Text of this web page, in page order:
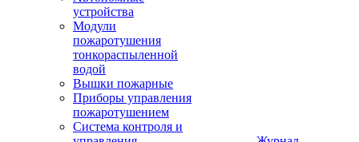
устройства
Модули
пожаротушения
тонкораспыленной
водой
Вышки пожарные
Приборы управления
пожаротушением
Система контроля и